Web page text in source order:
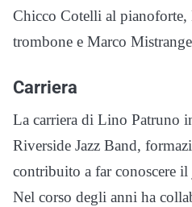
Chicco Cotelli al
trombone e Marco
Carriera
La carriera di Lino Patruno
Riverside Jazz Band,
contribuito a far conoscere
Nel corso degli anni ha